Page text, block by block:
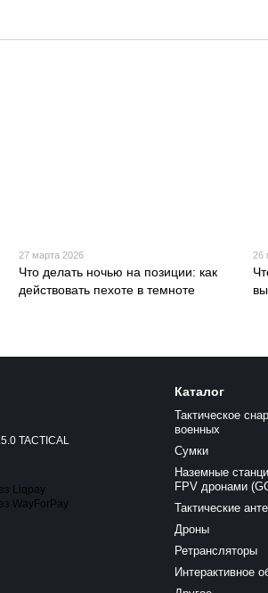
27 марта 2026
Что делать ночью на позиции: как
действовать пехоте в темноте
26
TACTICAL
Каталог
Тактическое
военных
Сумки
Наземные
FPV дронами
Тактические
Дроны
Ретрансляторы
Интерактивное